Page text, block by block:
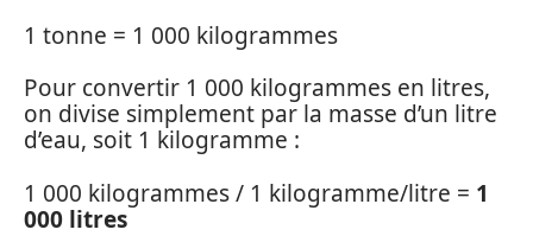
1 tonne = 1 000 kilogrammes
Pour convertir 1 000 kilogrammes en litres,
on divise simplement par la masse d’un litre
d’eau, soit 1 kilogramme :
1 000 kilogrammes / 1 kilogramme/litre = 1
000 litres